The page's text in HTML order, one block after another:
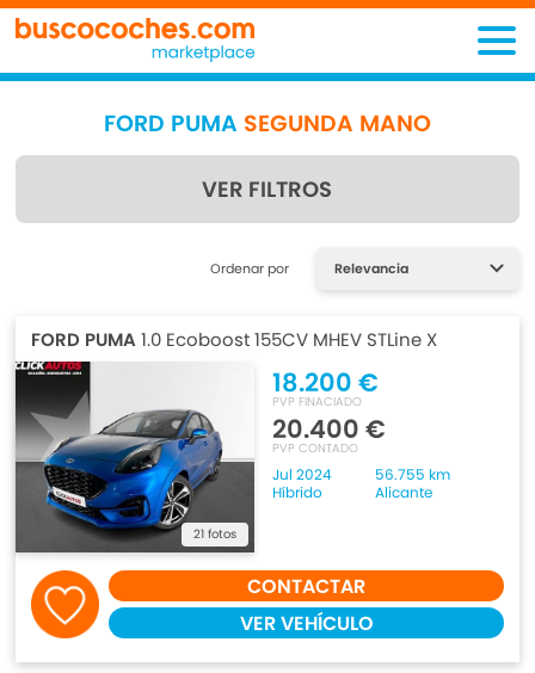
FORD PUMA SEGUNDA MANO
VER FILTROS
Encuentra lo que estás
Ordenar por
FORD PUMA1.0 Ecoboost 155CV MHEV STLine X
21 fotos
18.200 €
PVP FINACIADO
20.400 €
PVP CONTADO
Jul 2024
56.755 km
Híbrido
Alicante
CONTACTAR
VER VEHÍCULO